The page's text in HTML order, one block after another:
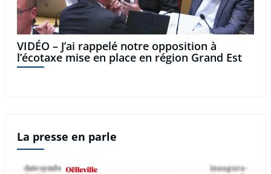
VIDÉO – J’ai rappelé notre opposition à
l’écotaxe mise en place en région Grand Est
La presse en parle